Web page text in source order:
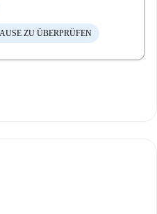
ZU ÜBERPRÜFEN